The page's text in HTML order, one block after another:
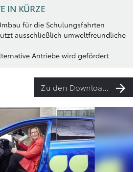
IN KÜRZE
für die Schulungsfahrten
ausschließlich umweltfreundliche
Antriebe wird gefördert
Zu den Downloads